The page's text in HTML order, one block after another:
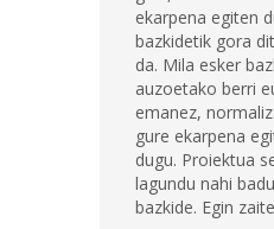
ekarpena egiten
bazkidetik gora
da. Mila esker
auzoetako berri
emanez,
gure ekarpena
dugu. Proiektua
lagundu nahi
bazkide. Egin